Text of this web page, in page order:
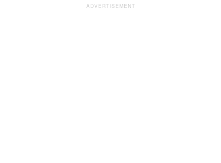
ADVERTISEMENT